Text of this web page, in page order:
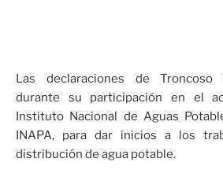
Las declaraciones de Troncoso
durante su participación en el
Instituto Nacional de Aguas
INAPA, para dar inicios a los
distribución de agua potable.